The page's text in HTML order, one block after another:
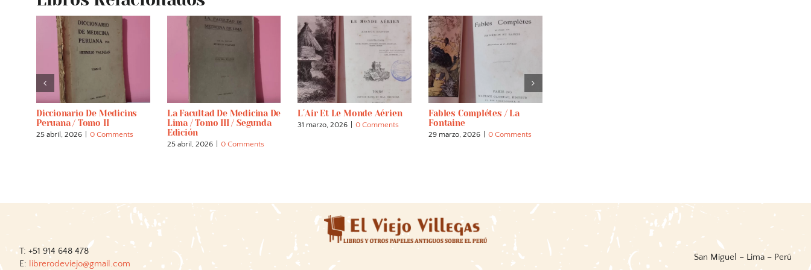
Diccionario De Medicins
Peruana / Tomo II
25 abril, 2026 0 Comments
La Facultad De Medicina De
Lima / Tomo III / Segunda
Edición
25 abril, 2026 0 Comments
L´air Et Le Monde Aérien
31 marzo, 2026 0 Comments
Fables Complétes / La
Fontaine
29 marzo, 2026 0 Comments
T: +51 914 648 478
E: librerodeviejo@gmail.com
San Miguel – Lima – Perú